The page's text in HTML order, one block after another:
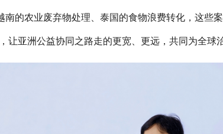
的农业废弃物处理、泰国的食物浪费转化，这些
让亚洲公益协同之路走的更宽、更远，共同为全球